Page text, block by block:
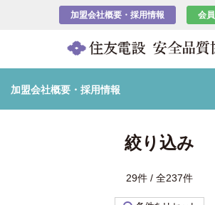
加盟会社概要・採用情報 会
加盟会社概要・採用情報
絞り込み
29件 / 全237件